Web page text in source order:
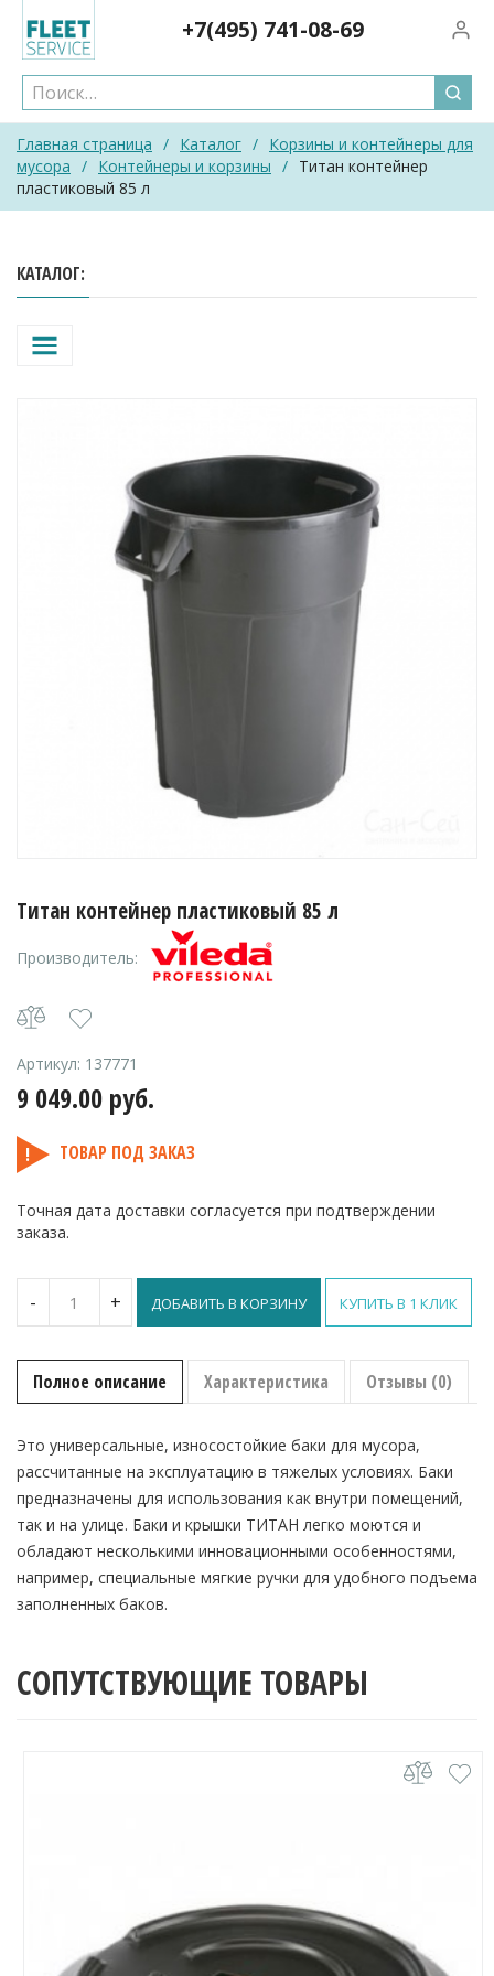
content
+7(495) 741-08-69
Главная страница / Каталог / Корзины и контейнеры для
мусора / Контейнеры и корзины / Титан контейнер
пластиковый 85 л
Титан контейнер пластиковый 85 л
Производитель:
Артикул: 137771
9 049.00 руб.
ТОВАР ПОД ЗАКАЗ
Точная дата доставки согласуется при подтверждении
заказа.
-
Титан
контейнер
л
+ ДОБАВИТЬ В КОРЗИНУ КУПИТЬ В 1 КЛИК
Полное описание Характеристика Отзывы (0)
Это универсальные, износостойкие баки для мусора,
рассчитанные на эксплуатацию в тяжелых условиях. Баки
предназначены для использования как внутри помещений,
так и на улице. Баки и крышки ТИТАН легко моются и
обладают несколькими инновационными особенностями,
например, специальные мягкие ручки для удобного подъема
заполненных баков.
СОПУТСТВУЮЩИЕ ТОВАРЫ
КАТАЛОГ